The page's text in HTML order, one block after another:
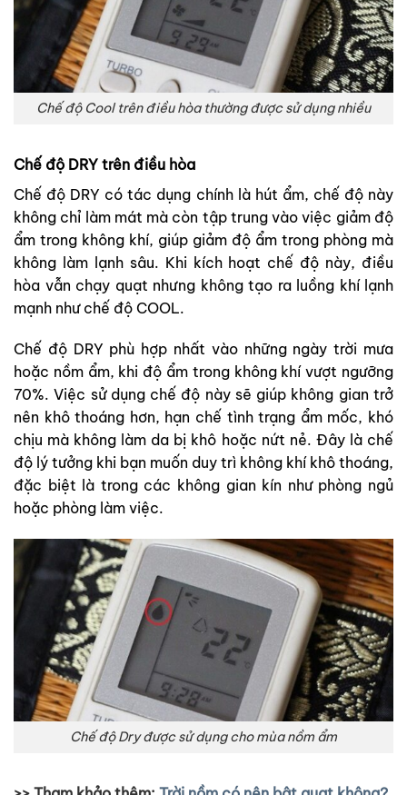
Chế độ Cool trên điều hòa thường được sử dụng nhiều
Chế độ DRY trên điều hòa
Chế độ DRY có tác dụng chính là hút ẩm, chế độ này
không chỉ làm mát mà còn tập trung vào việc giảm độ
ẩm trong không khí, giúp giảm độ ẩm trong phòng mà
không làm lạnh sâu. Khi kích hoạt chế độ này, điều
hòa vẫn chạy quạt nhưng không tạo ra luồng khí lạnh
mạnh như chế độ COOL.
Chế độ DRY phù hợp nhất vào những ngày trời mưa
hoặc nồm ẩm, khi độ ẩm trong không khí vượt ngưỡng
70%. Việc sử dụng chế độ này sẽ giúp không gian trở
nên khô thoáng hơn, hạn chế tình trạng ẩm mốc, khó
chịu mà không làm da bị khô hoặc nứt nẻ. Đây là chế
độ lý tưởng khi bạn muốn duy trì không khí khô thoáng,
đặc biệt là trong các không gian kín như phòng ngủ
hoặc phòng làm việc.
Chế độ Dry được sử dụng cho mùa nồm ẩm